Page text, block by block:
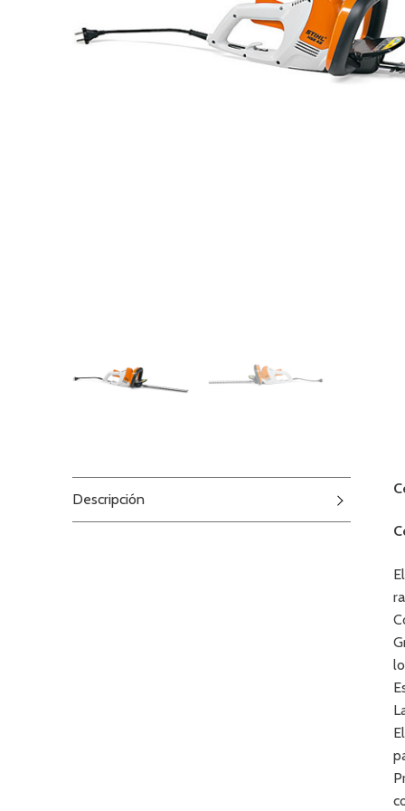
Servicio Técnico
Contacto
Descripción